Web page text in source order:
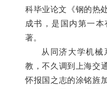
科毕业论文《钢的热
成书，是国内第一
著。
从同济大学机械
教，不久调到上海交
怀报国之志的涂铭旌